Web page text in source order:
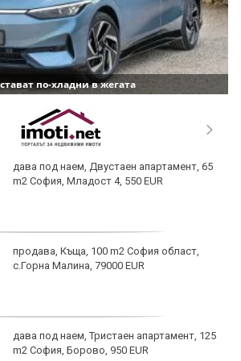
по-хладни в жегата
дава под наем, Двустаен апартамент, 65
m2 София, Младост 4, 550 EUR
продава, Къща, 100 m2 София област,
с.Горна Малина, 79000 EUR
дава под наем, Тристаен апартамент, 125
m2 София, Борово, 950 EUR